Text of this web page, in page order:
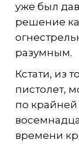
уже был
решение
разумным.
Кстати, из
пистолет,
по
времени